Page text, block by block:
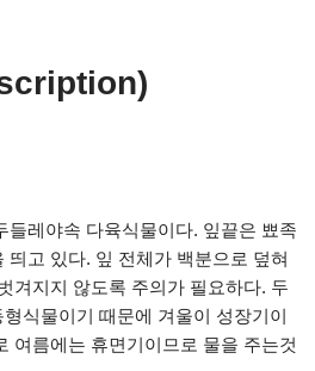
들레야속 다육식물이다. 잎끝은 뾰족
띄고 있다. 잎 전체가 백분으로 덮혀
겨지지 않도록 주의가 필요하다. 두
식물이기 때문에 겨울이 성장기이
여름에는 휴면기이므로 물을 주는것